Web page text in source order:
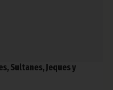
Sultanes, Jeques y